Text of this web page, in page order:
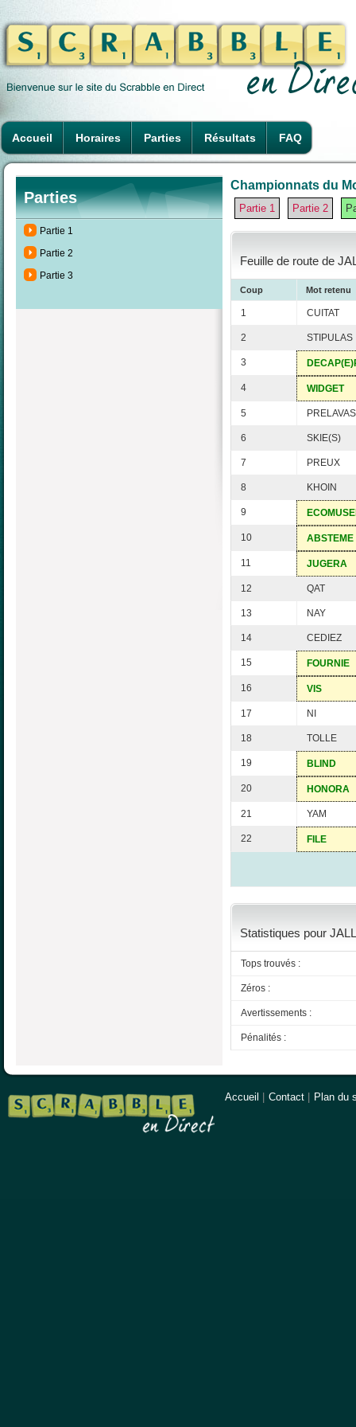
Accueil Horaires Parties Résultats FAQ
Parties
Partie 1
Partie 2
Partie 3
Championnats du
Partie 1 Partie 2
Feuille de route de
Coup Mot retenu
1 CUITAT
2 STIPULAS
3
4 WIDGET
5 PRELAVAS
6 SKIE(S)
7 PREUX
8 KHOIN
9
10 ABSTEME
11 JUGERA
12 QAT
13 NAY
14 CEDIEZ
15 FOURNIE
16 VIS
17 NI
18 TOLLE
19 BLIND
20 HONORA
21 YAM
22 FILE
Statistiques pour
Tops trouvés :
Zéros :
Avertissements :
Pénalités :
Accueil Contact Plan du